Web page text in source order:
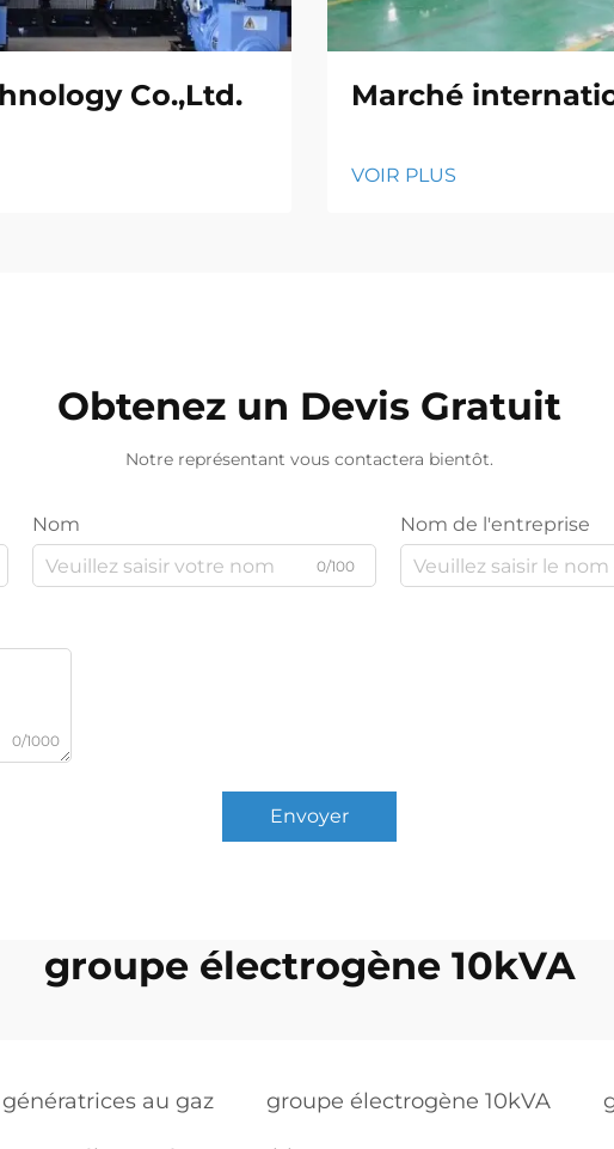
Co.,Ltd. Marché
VOIR PLUS
Obtenez un Devis Gratuit
Notre représentant vous contactera bientôt.
Nom
0/100
Nom de l'entreprise
0/1000
Envoyer
groupe électrogène 10kVA
génératrices au gaz groupe électrogène 10kVA